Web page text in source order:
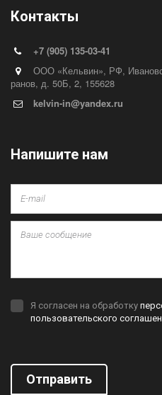
Контакты
+7 (905) 135-03-41
ООО «Кельвин», РФ,
ранов, д. 50Б, 2, 155628
kelvin-in@yandex.ru
Напишите нам
Я согласен на обработку
пользовательского
Отправить